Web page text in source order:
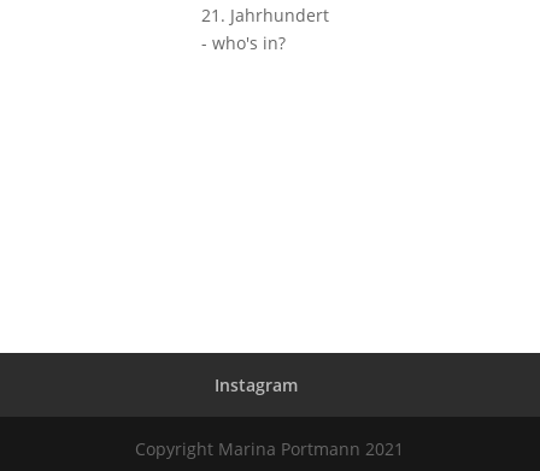
21. Jahrhundert
- who's in?
Instagram
Copyright Marina Portmann 2021